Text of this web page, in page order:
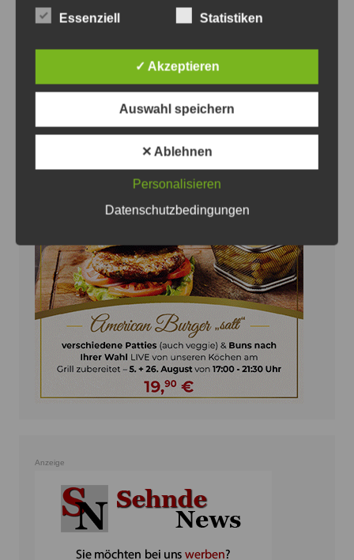
das Picknick statt - Plakat: Stadt Sehnde
Einladung zum „Picknick auf dem
Spielplatz“ in Sehnde
6. August 2026 0
Anzeige
Essenziell Statistiken
✓ Akzeptieren
Auswahl speichern
✕ Ablehnen
Personalisieren
Datenschutzbedingungen